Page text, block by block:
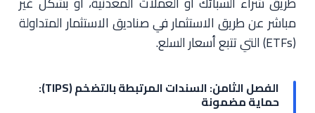
مباشر عن طريق الاستثمار في صناديق الاستثمار المتداولة
(ETFs) التي تتبع أسعار السلع.
الفصل الثامن: السندات المرتبطة بالتضخم (TIPS):
حماية مضمونة